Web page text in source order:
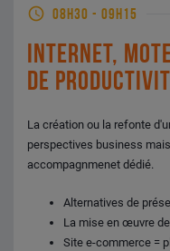
08H30 - 09H15
INTERNET,
DE
La création ou la refonte
perspectives business
accompagnmenet dédié.
Alternatives de
La mise en œuvre
Site e-commerce =